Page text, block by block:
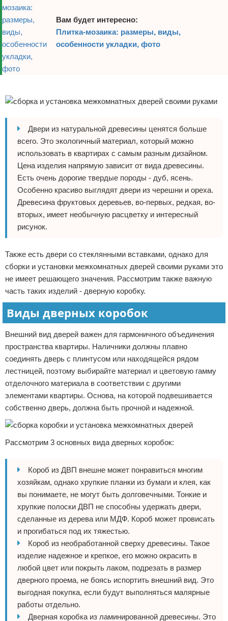
Вам будет интересно:
Плитка-мозаика: размеры, виды,
особенности укладки, фото
Двери из натуральной древесины ценятся больше
всего. Это экологичный материал, который можно
использовать в квартирах с самым разным дизайном.
Цена изделия напрямую зависит от вида древесины.
Есть очень дорогие твердые породы - дуб, ясень.
Особенно красиво выглядят двери из черешни и ореха.
Древесина фруктовых деревьев, во-первых, редкая, во-
вторых, имеет необычную расцветку и интересный
рисунок.
Также есть двери со стеклянными вставками, однако для
сборки и установки межкомнатных дверей своими руками это
не имеет решающего значения. Рассмотрим также важную
часть таких изделий - дверную коробку.
Виды дверных коробок
Внешний вид дверей важен для гармоничного объединения
пространства квартиры. Наличники должны плавно
соединять дверь с плинтусом или находящейся рядом
лестницей, поэтому выбирайте материал и цветовую гамму
отделочного материала в соответствии с другими
элементами квартиры. Основа, на которой подвешивается
собственно дверь, должна быть прочной и надежной.
Рассмотрим 3 основных вида дверных коробок:
Короб из ДВП внешне может понравиться многим
хозяйкам, однако хрупкие планки из бумаги и клея, как
вы понимаете, не могут быть долговечными. Тонкие и
хрупкие полоски ДВП не способны удержать двери,
сделанные из дерева или МДФ. Короб может провисать
и прогибаться под их тяжестью.
Короб из необработанной сверху древесины. Такое
изделие надежное и крепкое, его можно окрасить в
любой цвет или покрыть лаком, подрезать в размер
дверного проема, не боясь испортить внешний вид. Это
выгодная покупка, если будут выполняться малярные
работы отдельно.
Дверная коробка из ламинированной древесины. Это